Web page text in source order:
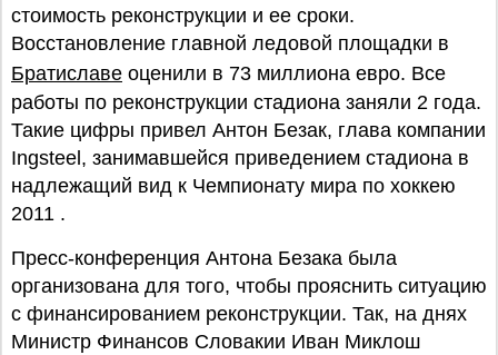
стоимость реконструкции и ее сроки.
Восстановление главной ледовой площадки в
Братиславе оценили в 73 миллиона евро. Все
работы по реконструкции стадиона заняли 2 года.
Такие цифры привел Антон Безак, глава компании
Ingsteel, занимавшейся приведением стадиона в
надлежащий вид к Чемпионату мира по хоккею
2011 .
Пресс-конференция Антона Безака была
организована для того, чтобы прояснить ситуацию
с финансированием реконструкции. Так, на днях
Министр Финансов Словакии Иван Миклош